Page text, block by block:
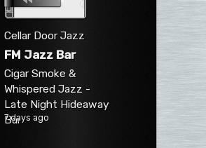
Cellar Door Jazz
FM Jazz Bar
Cigar Smoke &
Whispered Jazz -
Late Night Hideaway
Bar
7 days ago